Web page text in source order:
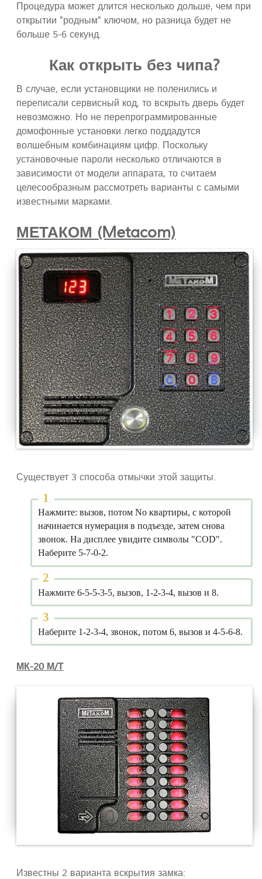
Процедура может длится несколько дольше, чем при
открытии "родным" ключом, но разница будет не
больше 5-6 секунд.
Как открыть без чипа?
В случае, если установщики не поленились и
переписали сервисный код, то вскрыть дверь будет
невозможно. Но не перепрограммированные
домофонные установки легко поддадутся
волшебным комбинациям цифр. Поскольку
установочные пароли несколько отличаются в
зависимости от модели аппарата, то считаем
целесообразным рассмотреть варианты с самыми
известными марками.
МЕТАКОМ (Metacom)
Существует 3 способа отмычки этой защиты.
Нажмите: вызов, потом No квартиры, с которой
начинается нумерация в подъезде, затем снова
звонок. На дисплее увидите символы "COD".
Наберите 5-7-0-2.
Нажмите 6-5-5-3-5, вызов, 1-2-3-4, вызов и 8.
Наберите 1-2-3-4, звонок, потом 6, вызов и 4-5-6-8.
МК-20 М/Т
Известны 2 варианта вскрытия замка: